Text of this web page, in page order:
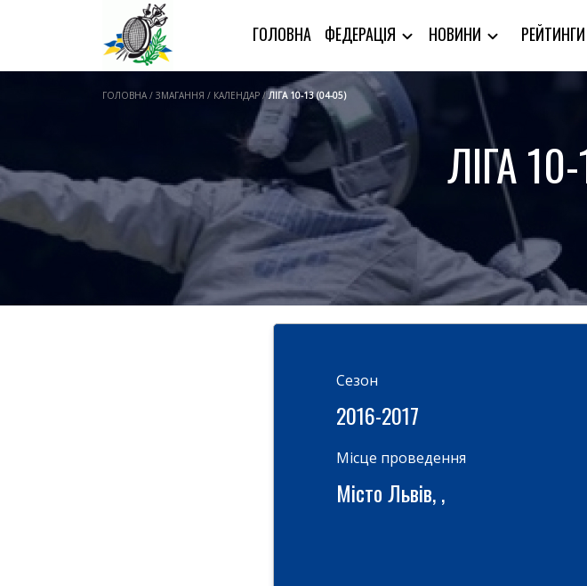
ГОЛОВНА ФЕДЕРАЦІЯ НОВИНИ РЕЙТИНГИ
ГОЛОВНА / ЗМАГАННЯ / КАЛЕНДАР / ЛІГА 10-13 (04-05)
ЛІГА
Cезон
2016-2017
Місце проведення
Місто Львів, ,